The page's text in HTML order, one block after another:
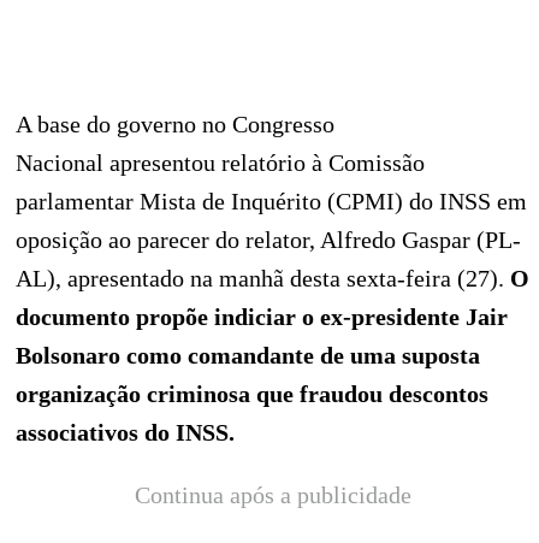
A base do governo no Congresso
Nacional apresentou relatório à Comissão
parlamentar Mista de Inquérito (CPMI) do INSS em
oposição ao parecer do relator, Alfredo Gaspar (PL-
AL), apresentado na manhã desta sexta-feira (27). O
documento propõe indiciar o ex-presidente Jair
Bolsonaro como comandante de uma suposta
organização criminosa que fraudou descontos
associativos do INSS.
Continua após a publicidade